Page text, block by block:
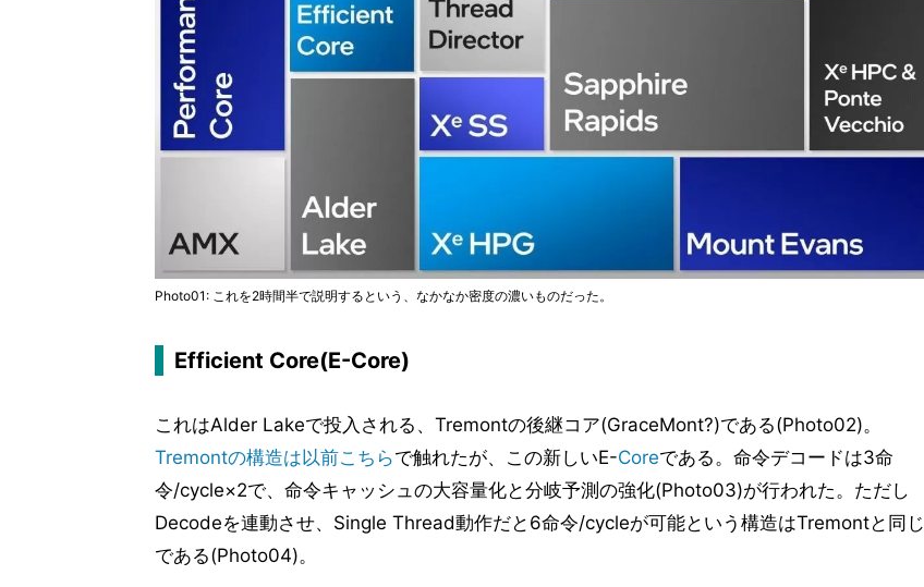
Photo01: これを2時間半で説明するという、なかなか密度の濃いものだった。
Efficient Core(E-Core)
これはAlder Lakeで投入される、Tremontの後継コア(GraceMont?)である(Photo02)。
Tremontの構造は以前こちらで触れたが、この新しいE-Coreである。命令デコードは3命
令/cycle×2で、命令キャッシュの大容量化と分岐予測の強化(Photo03)が行われた。ただし
Decodeを連動させ、Single Thread動作だと6命令/cycleが可能という構造はTremontと同じ
である(Photo04)。